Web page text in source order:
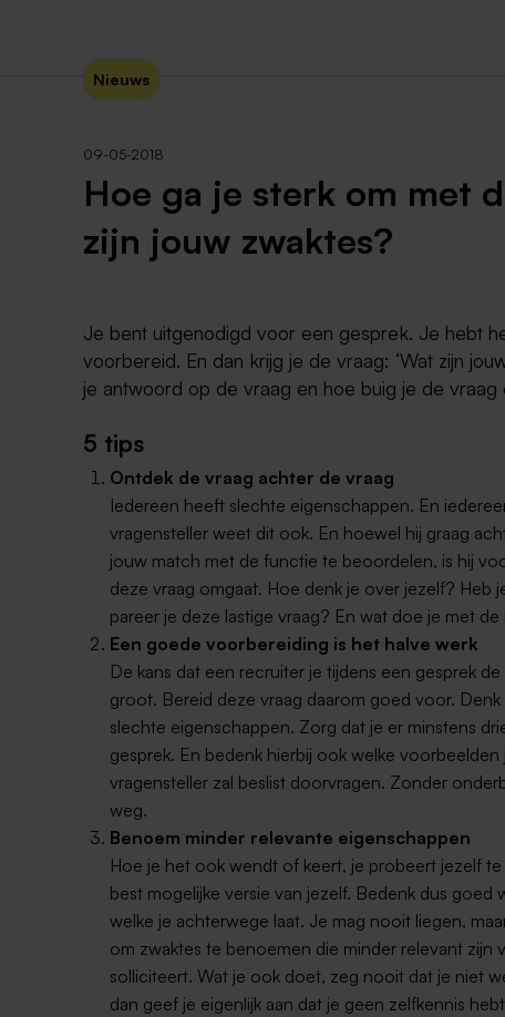
Nieuws
09-05-2018
Hoe ga je sterk om met
zijn jouw zwaktes?
Je bent uitgenodigd voor een gesprek. Je hebt
voorbereid. En dan krijg je de vraag: ‘Wat zijn
je antwoord op de vraag en hoe buig je de
5 tips
Ontdek de vraag achter de vraag
Iedereen heeft slechte eigenschappen. En
vragensteller weet dit ook. En hoewel hij graag
jouw match met de functie te beoordelen, is hij
deze vraag omgaat. Hoe denk je over jezelf? Heb
pareer je deze lastige vraag? En wat doe je met
Een goede voorbereiding is het halve werk
De kans dat een recruiter je tijdens een gesprek de
groot. Bereid deze vraag daarom goed voor.
slechte eigenschappen. Zorg dat je er minstens
gesprek. En bedenk hierbij ook welke
vragensteller zal beslist doorvragen. Zonder
weg.
Benoem minder relevante eigenschappen
Hoe je het ook wendt of keert, je probeert jezelf
best mogelijke versie van jezelf. Bedenk dus goed
welke je achterwege laat. Je mag nooit liegen,
om zwaktes te benoemen die minder relevant zijn
solliciteert. Wat je ook doet, zeg nooit dat je niet
dan geef je eigenlijk aan dat je geen zelfkennis